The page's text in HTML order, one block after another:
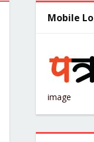
Mobile
image